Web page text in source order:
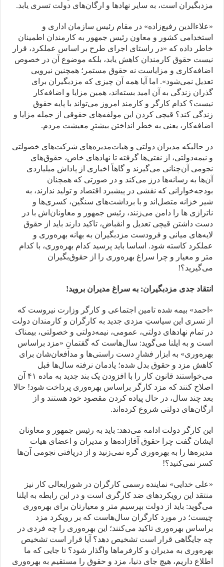
مزدبگیران است، به سایر نهادها و ارگان‌های دولت تسری یابد.
«علاءالدین رفیع‌زاده» در مقام رئیس سازمان اداری و
استخدامی کشور و معاون رئیس جمهور به کارمندان اطمینان
خاطر داده که «در راستای اجرای طرح بر اساس عملکرد، قرار
نیست حقوق کارمندان کاهش یابد، بلکه موضوع آن در خصوص
اضافه‌کاری و مزایاست نه حقوق مستمر؛ همچنین نیرویی
تعدیل نمی‌شود». اما آیا همه آن چیزی که مزدبگیران برای
گذران زندگی به آن امید بسته‌اند، همین مزایا و اضافه‌کار
نیست؟ کدام کارگر و کارمند امروز می‌تواند با پایه حقوق
زندگی ‌کند؟ قیچی کردن این مولفه‌های حقوقی از جمله مزایا و
اضافه‌کار، یعنی به خطر انداختن بیشترِ معیشت مردم.
در حالیکه مدیران دولتی و هیات‌مدیره‌های شرکت‌های خصولتی
و نیمه‌دولتی، از نفتی‌ها گرفته تا نهادهای خاص، حقوق‌های
نجومی آن‌چنانی می‌گیرند و گاهاً اخباری از پاداش میلیاردی
آن‌ها به رسانه‌ها درز می‌کند و در صورتی که همچنان
بودجه‌خوارانی که نقشی در پیشبرد اقتصاد و تولید ندارند، به
شیر خزانه متصل‌اند و با برداشت‌های سنگین، کسری‌ها و
ناترازی ها را دامن می‌زنند، رئیس جمهور و معاونان‌اش با در
دست داشتن قیچی تعدیل و انقباض، تاکید دارند باید از حقوق
لایه‌های میانی و فرودست مزدبگیران به بهانه بهره‌وری و
عملکرد کاسته شود. اساسا باید پرسید کدام بهره‌وری، با کدام
متر و معیار و چرا سراغ بهره‌وری را از حقوق‌بگیران
می‌گیرید؟!
انتقاد جدی مزدبگیران:به سراغ مدیران بروید!
«احمد» بیمه شده تامین اجتماعی و کارگر وزارت نیروست که
از تسری این سیاستِ مزدی جدید به کارگران و کارمندان دولت
در تمام نهادهای دولتی، عمومی، نیمه‌دولتی و خصولتی، بیمناک
است و به ایلنا می‌گوید: سال‌هاست که گفتمانِ «مزد براساس
بهره‌وری» به ابزار فشارِ دست راستی‌ها و مدافعان‌شان برای
کاهش مزد و حقوق بدل شده؛ یادمان نرفته سال‌ها قبل
می‌خواستند قانون کار را با افزودن یک بند جدید به ماده ۴۱ آن
اصلاح کنند که مزد کارگر براساس بهره‌وری پرداخت شود! حالا
بعد چند سال، در حال پیاده کردن مقصود خود هستند و از
ارگان‌های دولتی شروع کرده‌اند.
این کارگر دولت ادامه می‌دهد: باید به رئیس جمهور و معاونان
ایشان گفت چرا حقوق آقازاده‌ها و مدیران و اعضای هیات
مدیره‌ها را به بهره‌وری گره نمی‌زنید و از دریافتی نجومی آن‌ها
کسر نمی‌کنید؟!
«علی خدایی» نماینده رسمی کارگران در شورایعالی کار نیز
منتقد این رویکردهای ضد کارگری است و در این رابطه به ایلنا
می‌گوید: باید از دولت بپرسیم متر و معیارتان برای بهره‌وری
چیست؛ در مورد کارگران سال‌هاست که بر رویکرد مزد
براساس بهره‌وری تاکید می‌کنند؛ این بهره‌وری را چه فردی در
چه جایگاهی قرار است تشخیص دهد؟ آیا قرار است تشخیص
بهره‌وری به مدیران و کارفرماها واگذار شود؟ تا جایی که ما
اطلاع داریم، هیچ جای دنیا، مزد و حقوق را مستقیم به بهره‌وری